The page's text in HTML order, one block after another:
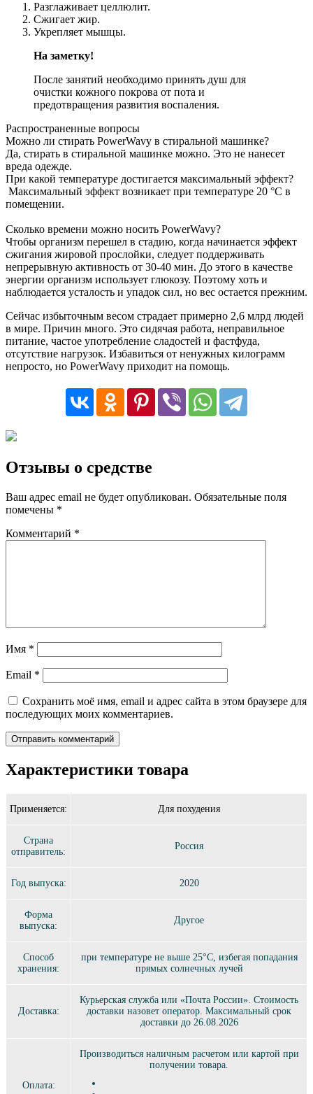
Разглаживает целлюлит.
Сжигает жир.
Укрепляет мышцы.
На заметку!
После занятий необходимо принять душ для
очистки кожного покрова от пота и
предотвращения развития воспаления.
Распространенные вопросы
Можно ли стирать PowerWavy в стиральной машинке?
Да, стирать в стиральной машинке можно. Это не нанесет
вреда одежде.
При какой температуре достигается максимальный эффект?
Максимальный эффект возникает при температуре 20 °С в
помещении.
Сколько времени можно носить PowerWavy?
Чтобы организм перешел в стадию, когда начинается эффект
сжигания жировой прослойки, следует поддерживать
непрерывную активность от 30-40 мин. До этого в качестве
энергии организм использует глюкозу. Поэтому хоть и
наблюдается усталость и упадок сил, но вес остается прежним.
Сейчас избыточным весом страдает примерно 2,6 млрд людей
в мире. Причин много. Это сидячая работа, неправильное
питание, частое употребление сладостей и фастфуда,
отсутствие нагрузок. Избавиться от ненужных килограмм
непросто, но PowerWavy приходит на помощь.
Отзывы о средстве
Ваш адрес email не будет опубликован. Обязательные поля
помечены *
Комментарий *
Имя *
Email *
Сохранить моё имя, email и адрес сайта в этом браузере для
последующих моих комментариев.
Характеристики товара
Применяется: Для похудения
Страна
отправитель:
Россия
Год выпуска: 2020
Форма
выпуска:
Другое
Способ
хранения:
при температуре не выше 25°C, избегая попадания
прямых солнечных лучей
Доставка:
Курьерская служба или «Почта России». Стоимость
доставки назовет оператор. Максимальный срок
доставки до 26.08.2026
Оплата:
Производиться наличным расчетом или картой при
получении товара.